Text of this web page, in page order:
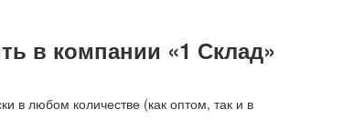
в компании «1 Склад»
в любом количестве (как оптом, так и в